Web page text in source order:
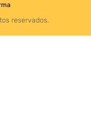
reservados.